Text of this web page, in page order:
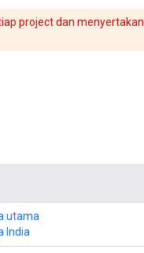
project dan menyertakan
utama
India